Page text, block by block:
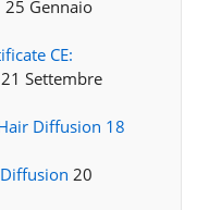
25 Gennaio
CE:
21 Settembre
Diffusion 18
20